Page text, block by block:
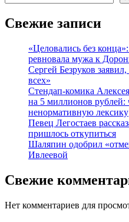
Свежие записи
«Целовались без
ревновала мужа к
Сергей Безруков
всех»
Стендап-комика
на 5 миллионов рублей:
ненормативную лексику
Певец Легостаев
пришлось откупиться
Шаляпин одобрил
Ивлеевой
Свежие
Нет комментариев для